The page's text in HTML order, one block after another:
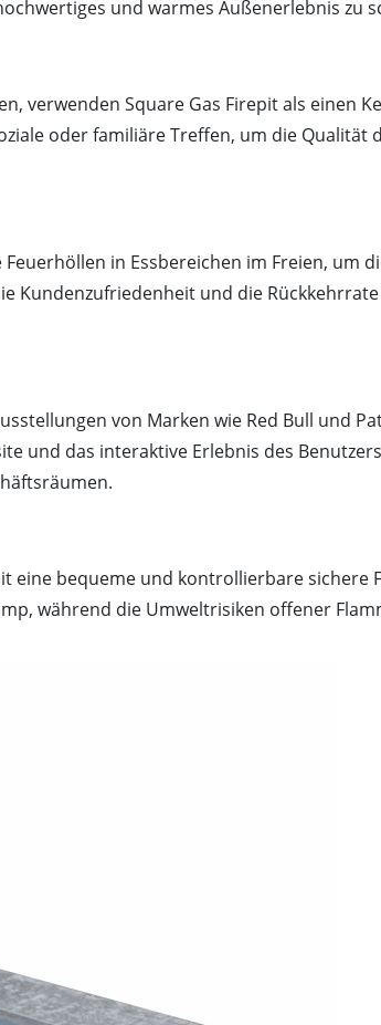
und warmes Außenerlebnis zu
verwenden Square Gas Firepit als einen
oder familiäre Treffen, um die Qualität
in Essbereichen im Freien, um
Kundenzufriedenheit und die Rückkehrrate
von Marken wie Red Bull und
und das interaktive Erlebnis des
eine bequeme und kontrollierbare sichere
während die Umweltrisiken offener